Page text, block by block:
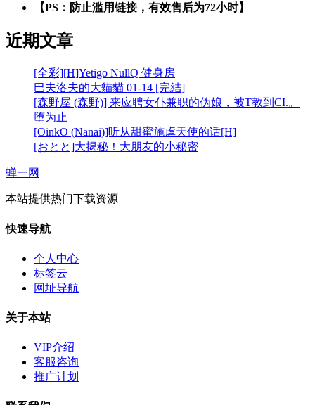
【PS：防止滥用链接，有效售后为72小时】
近期文章
[全彩][H]Yetigo NullQ 健身房
巴夫洛夫的大貓貓 01-14 [完結]
[森野屋 (森野)] 来应聘女仆兼职的伪娘，被T教到CI.。
堕为止
[OinkO (Nanai)]听从甜蜜施虐天使的话[H]
[おとと]大揭秘！大朋友的小秘密
蝉一网
本站提供热门下载资源
快速导航
个人中心
标签云
网址导航
关于本站
VIP介绍
客服咨询
推广计划